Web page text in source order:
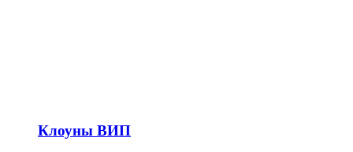
Клоуны ВИП